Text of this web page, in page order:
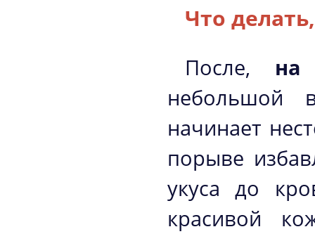
Что
После, на
небольшой
начинает
порыве
укуса до
красивой